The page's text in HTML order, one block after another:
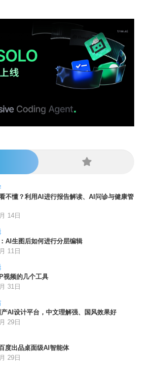
不懂？利用AI进行报告解读、AI问诊与健康管
14日
AI生图后如何进行分层编辑
11日
视频的几个工具
31日
AI设计平台，中文理解强、国风效果好
29日
度出品桌面级AI智能体
29日